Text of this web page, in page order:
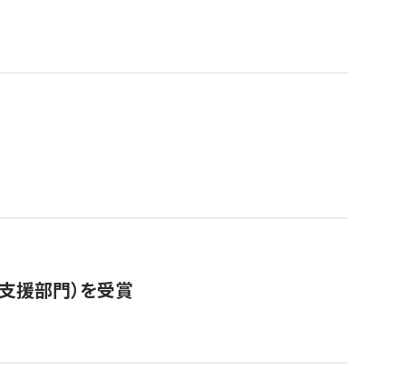
援部門）を受賞